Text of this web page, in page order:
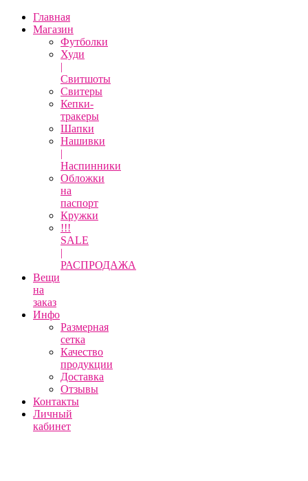
Главная
Магазин
Футболки
Худи
|
Свитшоты
Свитеры
Кепки-
тракеры
Шапки
Нашивки
|
Наспинники
Обложки
на
паспорт
Кружки
!!!
SALE
|
РАСПРОДАЖА
Вещи
на
заказ
Инфо
Размерная
сетка
Качество
продукции
Доставка
Отзывы
Контакты
Личный
кабинет